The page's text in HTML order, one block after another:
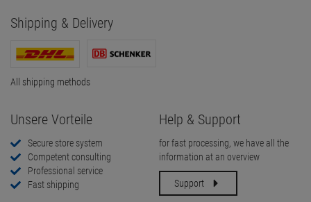
Shipping & Delivery
All shipping methods
Unsere Vorteile
Secure store system
Competent consulting
Professional service
Fast shipping
Help & Support
for fast processing, we have all the
information at an overview
Support